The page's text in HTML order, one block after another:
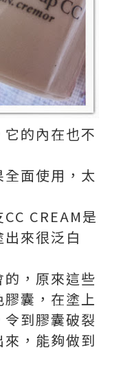
的內在也不
面使用，太
CREAM是
來很泛白
，原來這些
囊，在塗上
到膠囊破裂
，能夠做到